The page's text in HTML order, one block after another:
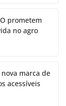
prometem
no agro
marca de
acessíveis